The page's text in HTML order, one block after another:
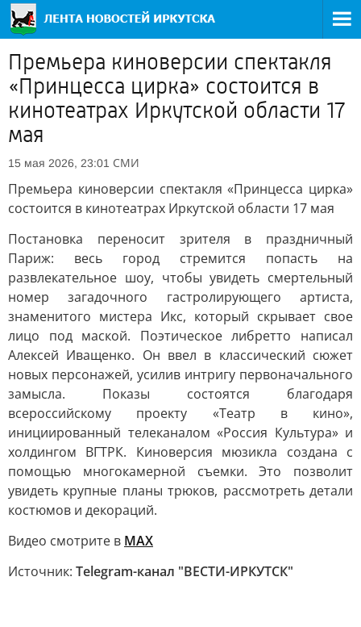
Премьера киноверсии спектакля
«Принцесса цирка» состоится в
кинотеатрах Иркутской области 17
мая
15 мая 2026, 23:01 СМИ
Премьера киноверсии спектакля «Принцесса цирка»
состоится в кинотеатрах Иркутской области 17 мая
Постановка переносит зрителя в праздничный
Париж: весь город стремится попасть на
развлекательное шоу, чтобы увидеть смертельный
номер загадочного гастролирующего артиста,
знаменитого мистера Икс, который скрывает свое
лицо под маской. Поэтическое либретто написал
Алексей Иващенко. Он ввел в классический сюжет
новых персонажей, усилив интригу первоначального
замысла. Показы состоятся благодаря
всероссийскому проекту «Театр в кино»,
инициированный телеканалом «Россия Культура» и
холдингом ВГТРК. Киноверсия мюзикла создана с
помощью многокамерной съемки. Это позволит
увидеть крупные планы трюков, рассмотреть детали
костюмов и декораций.
Видео смотрите в MAX
Источник: Telegram-канал "ВЕСТИ-ИРКУТСК"